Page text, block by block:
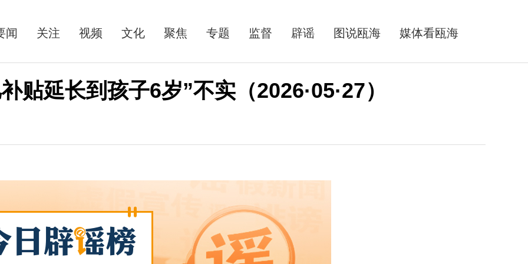
闻 关注 视频 文化 聚焦 专题 监督 辟谣 图说瓯海 媒体看瓯海
贴延长到孩子6岁”不实（2026·05·27）